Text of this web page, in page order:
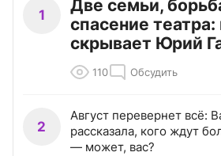
1
Две семьи,
спасение
скрывает Юрий
110 Обсудить
2
Август перевернет всё:
рассказала, кого ждут
— может, вас?